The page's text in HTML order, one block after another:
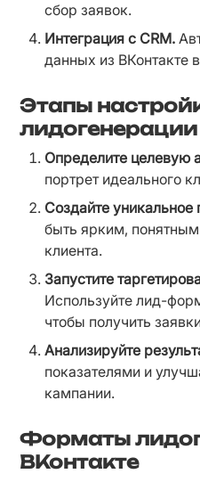
сбор заявок.
Интеграция с CRM.
данных из ВКонтакте
Этапы
Определите целевую
портрет идеального
Создайте
быть ярким,
клиента.
Запустите
Используйте лид-
чтобы получить
Анализируйте
показателями и
кампании.
Форматы
ВКонтакте